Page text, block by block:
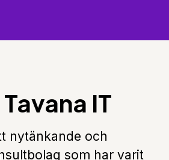
IT
nytänkande och
som har varit